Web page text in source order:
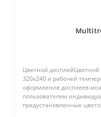
Цветной
320х240 и рабочей
оформление дисплеев
пользователем
предустановленные